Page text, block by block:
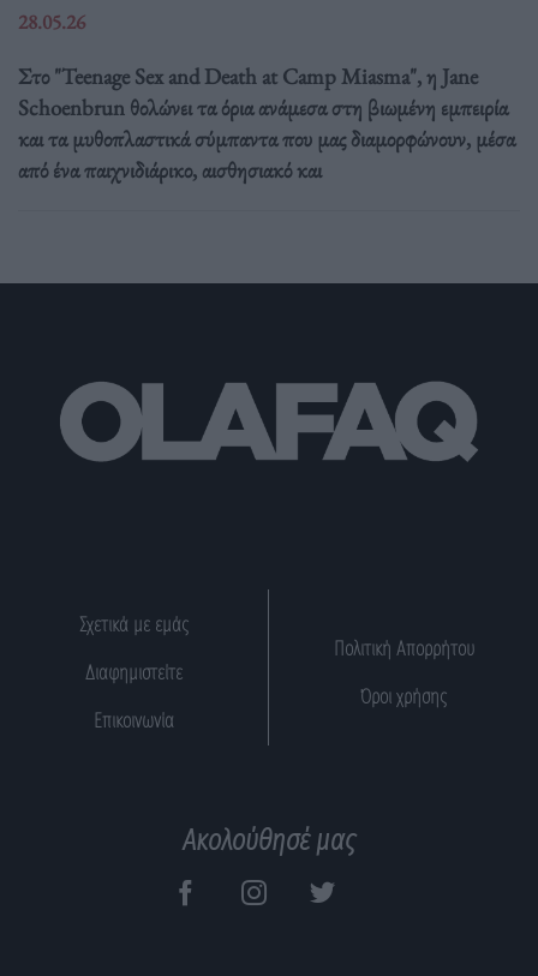
28.05.26
Στο "Teenage Sex and Death at Camp Miasma", η Jane
Schoenbrun θολώνει τα όρια ανάμεσα στη βιωμένη εμπειρία
και τα μυθοπλαστικά σύμπαντα που μας διαμορφώνουν, μέσα
από ένα παιχνιδιάρικο, αισθησιακό και
Σχετικά με εμάς
Διαφημιστείτε
Επικοινωνία
Πολιτική Απορρήτου
Όροι χρήσης
Ακολούθησέ μας